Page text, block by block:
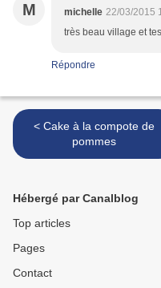
M michelle 22/03/2015
très beau village et
Répondre
< Cake à la compote de
pommes
Hébergé par Canalblog
Top articles
Pages
Contact